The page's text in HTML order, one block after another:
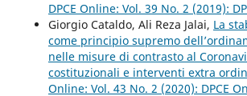
DPCE Online: Vol. 39 No. 2 (2019):
Giorgio Cataldo, Ali Reza Jalai, La
come principio supremo
nelle misure di contrasto al
costituzionali e interventi extra
Online: Vol. 43 No. 2 (2020): DPCE